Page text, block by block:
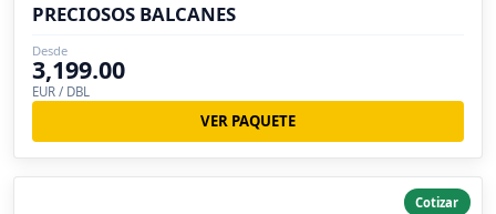
PRECIOSOS BALCANES
Desde
3,199.00
EUR / DBL
VER PAQUETE
Cotizar